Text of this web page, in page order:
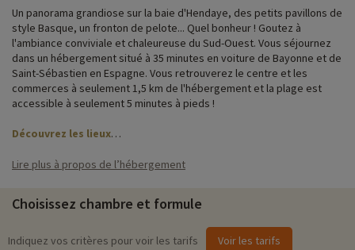
Un panorama grandiose sur la baie d'Hendaye, des petits pavillons de
style Basque, un fronton de pelote... Quel bonheur ! Goutez à
l'ambiance conviviale et chaleureuse du Sud-Ouest. Vous séjournez
dans un hébergement situé à 35 minutes en voiture de Bayonne et de
Saint-Sébastien en Espagne. Vous retrouverez le centre et les
commerces à seulement 1,5 km de l'hébergement et la plage est
accessible à seulement 5 minutes à pieds !
Découvrez les lieux
La résidence met à disposition plusieurs services et équipements
un parc arboré. Vous pourrez profiter d'une terrasse ou d'un balcon
Lire plus à propos de l’hébergement
Choisissez chambre et formule
Indiquez vos critères pour voir les tarifs Voir les tarifs